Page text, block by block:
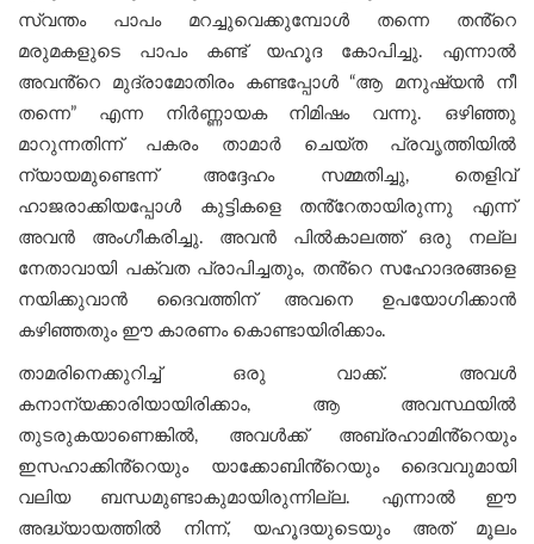
സ്വന്തം പാപം മറച്ചുവെക്കുമ്പോൾ തന്നെ തൻ്റെ
മരുമകളുടെ പാപം കണ്ട് യഹൂദ കോപിച്ചു. എന്നാൽ
അവൻ്റെ മുദ്രാമോതിരം കണ്ടപ്പോൾ “ആ മനുഷ്യൻ നീ
തന്നെ” എന്ന നിര്‍ണ്ണായക നിമിഷം വന്നു. ഒഴിഞ്ഞു
മാറുന്നതിന്ന് പകരം താമാർ ചെയ്ത പ്രവൃത്തിയിൽ
ന്യായമുണ്ടെന്ന് അദ്ദേഹം സമ്മതിച്ചു, തെളിവ്
ഹാജരാക്കിയപ്പോൾ കുട്ടികളെ തൻ്റേതായിരുന്നു എന്ന്
അവന്‍ അംഗീകരിച്ചു. അവൻ പില്‍കാലത്ത് ഒരു നല്ല
നേതാവായി പക്വത പ്രാപിച്ചതും, തൻ്റെ സഹോദരങ്ങളെ
നയിക്കുവാൻ ദൈവത്തിന് അവനെ ഉപയോഗിക്കാൻ
കഴിഞ്ഞതും ഈ കാരണം കൊണ്ടായിരിക്കാം.
താമരിനെക്കുറിച്ച് ഒരു വാക്ക്. അവൾ
കനാന്യക്കാരിയായിരിക്കാം, ആ അവസ്ഥയില്‍
തുടരുകയാണെങ്കിൽ, അവൾക്ക് അബ്രഹാമിൻ്റെയും
ഇസഹാക്കിൻ്റെയും യാക്കോബിൻ്റെയും ദൈവവുമായി
വലിയ ബന്ധമുണ്ടാകുമായിരുന്നില്ല. എന്നാൽ ഈ
അദ്ധ്യായത്തിൽ നിന്ന്, യഹൂദയുടെയും അത് മൂലം